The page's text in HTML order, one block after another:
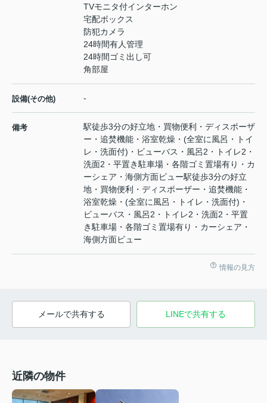
TVモニタ付インターホン
宅配ボックス
防犯カメラ
24時間有人管理
24時間ゴミ出し可
角部屋
設備(その他) -
備考
駅徒歩3分の好立地・買物便利・ディスポーザ
ー・追焚機能・浴室乾燥・(全室に風呂・トイ
レ・洗面付)・ビューバス・風呂2・トイレ2・
洗面2・平置き駐車場・各階ゴミ置場有り・カ
ーシェア・海側方面ビュー駅徒歩3分の好立
地・買物便利・ディスポーザー・追焚機能・
浴室乾燥・(全室に風呂・トイレ・洗面付)・
ビューバス・風呂2・トイレ2・洗面2・平置
き駐車場・各階ゴミ置場有り・カーシェア・
海側方面ビュー
情報の見方
メールで共有する LINEで共有する
近隣の物件